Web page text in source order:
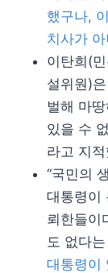
했구나,
치사가
이탄희(
설위원)
벌해 마
있을 수
라고 지
“국민의
대통령이
뢰한들이
도 없다
대통령이